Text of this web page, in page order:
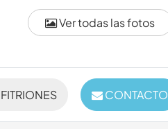
Ver todas las fotos
CONTACTO